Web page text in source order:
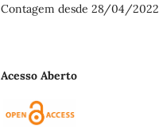
Contagem desde 28/04/2022
Acesso Aberto